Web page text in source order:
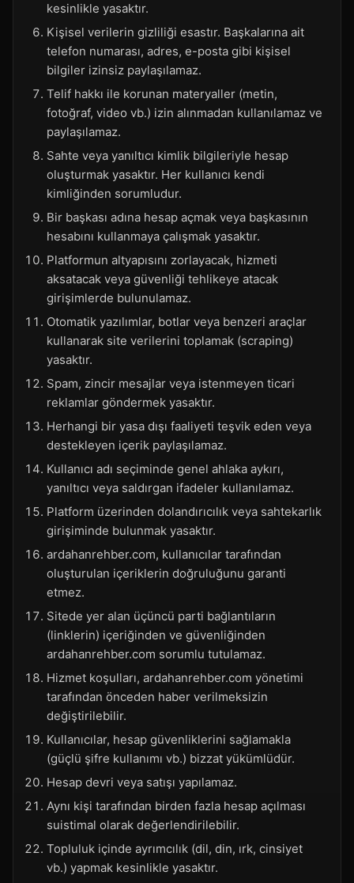
kesinlikle yasaktır.
Kişisel verilerin gizliliği esastır. Başkalarına ait
telefon numarası, adres, e-posta gibi kişisel
bilgiler izinsiz paylaşılamaz.
Telif hakkı ile korunan materyaller (metin,
fotoğraf, video vb.) izin alınmadan kullanılamaz ve
paylaşılamaz.
Sahte veya yanıltıcı kimlik bilgileriyle hesap
oluşturmak yasaktır. Her kullanıcı kendi
kimliğinden sorumludur.
Bir başkası adına hesap açmak veya başkasının
hesabını kullanmaya çalışmak yasaktır.
Platformun altyapısını zorlayacak, hizmeti
aksatacak veya güvenliği tehlikeye atacak
girişimlerde bulunulamaz.
Otomatik yazılımlar, botlar veya benzeri araçlar
kullanarak site verilerini toplamak (scraping)
yasaktır.
Spam, zincir mesajlar veya istenmeyen ticari
reklamlar göndermek yasaktır.
Herhangi bir yasa dışı faaliyeti teşvik eden veya
destekleyen içerik paylaşılamaz.
Kullanıcı adı seçiminde genel ahlaka aykırı,
yanıltıcı veya saldırgan ifadeler kullanılamaz.
Platform üzerinden dolandırıcılık veya sahtekarlık
girişiminde bulunmak yasaktır.
ardahanrehber.com, kullanıcılar tarafından
oluşturulan içeriklerin doğruluğunu garanti
etmez.
Sitede yer alan üçüncü parti bağlantıların
(linklerin) içeriğinden ve güvenliğinden
ardahanrehber.com sorumlu tutulamaz.
Hizmet koşulları, ardahanrehber.com yönetimi
tarafından önceden haber verilmeksizin
değiştirilebilir.
Kullanıcılar, hesap güvenliklerini sağlamakla
(güçlü şifre kullanımı vb.) bizzat yükümlüdür.
Hesap devri veya satışı yapılamaz.
Aynı kişi tarafından birden fazla hesap açılması
suistimal olarak değerlendirilebilir.
Topluluk içinde ayrımcılık (dil, din, ırk, cinsiyet
vb.) yapmak kesinlikle yasaktır.